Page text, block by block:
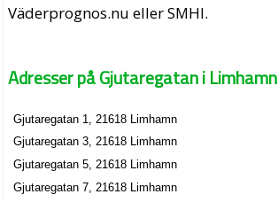
Väderprognos.nu eller SMHI.
Adresser på Gjutaregatan i Limhamn
Gjutaregatan 1, 21618 Limhamn
Gjutaregatan 3, 21618 Limhamn
Gjutaregatan 5, 21618 Limhamn
Gjutaregatan 7, 21618 Limhamn